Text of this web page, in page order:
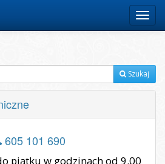
Menu
Szukaj
605 101 690
piątku w godzinach od 9.00